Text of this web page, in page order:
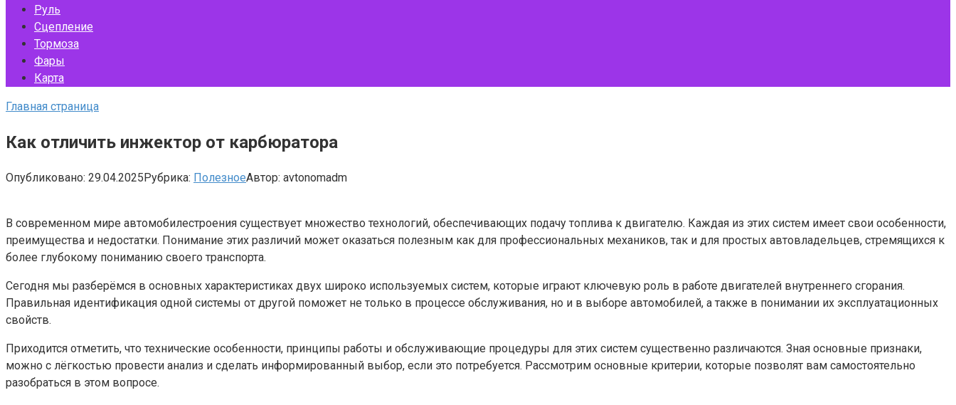
Руль
Сцепление
Тормоза
Фары
Карта
Главная страница
Как отличить инжектор от карбюратора
Опубликовано: 29.04.2025Рубрика: ПолезноеАвтор: avtonomadm
В современном мире автомобилестроения существует множество технологий, обеспечивающих подачу топлива к двигателю. Каждая из этих систем имеет свои особенности,
преимущества и недостатки. Понимание этих различий может оказаться полезным как для профессиональных механиков, так и для простых автовладельцев, стремящихся к
более глубокому пониманию своего транспорта.
Сегодня мы разберёмся в основных характеристиках двух широко используемых систем, которые играют ключевую роль в работе двигателей внутреннего сгорания.
Правильная идентификация одной системы от другой поможет не только в процессе обслуживания, но и в выборе автомобилей, а также в понимании их эксплуатационных
свойств.
Приходится отметить, что технические особенности, принципы работы и обслуживающие процедуры для этих систем существенно различаются. Зная основные признаки,
можно с лёгкостью провести анализ и сделать информированный выбор, если это потребуется. Рассмотрим основные критерии, которые позволят вам самостоятельно
разобраться в этом вопросе.